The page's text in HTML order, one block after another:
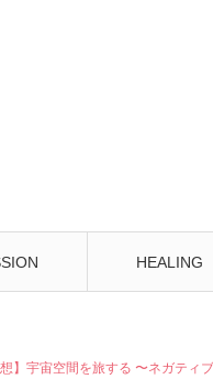
HEALING
想】宇宙空間を旅する 〜ネガティ